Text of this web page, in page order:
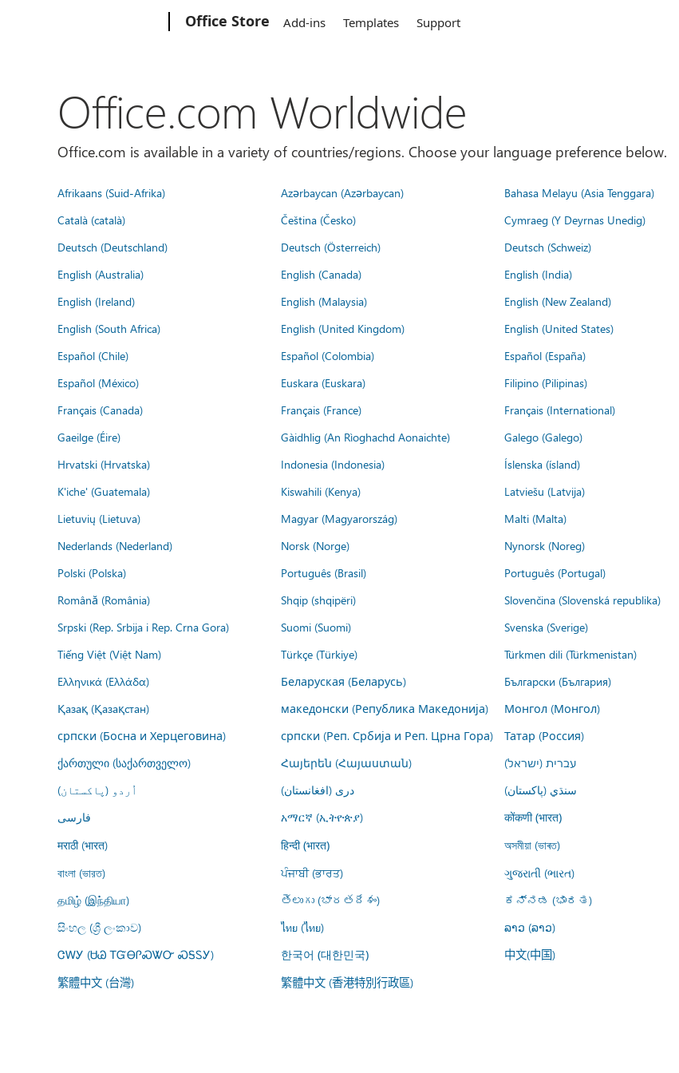
Office Store Add-ins Templates Support
Office.com Worldwide
Office.com is available in a variety of countries/regions. Choose your language preference below.
Afrikaans (Suid-Afrika) Azərbaycan (Azərbaycan) Bahasa Melayu (Asia Tenggara)
Català (català)
Čeština (Česko) Cymraeg (Y Deyrnas Unedig)
Deutsch (Deutschland)
Deutsch (Österreich) Deutsch (Schweiz)
English (Australia)
English (Canada) English (India)
English (Ireland)
English (Malaysia) English (New Zealand)
English (South Africa)
English (United Kingdom) English (United States)
Español (Chile)
Español (Colombia) Español (España)
Español (México)
Euskara (Euskara) Filipino (Pilipinas)
Français (Canada)
Français (France) Français (International)
Gaeilge (Éire)
Gàidhlig (An Rìoghachd Aonaichte) Galego (Galego)
Hrvatski (Hrvatska)
Indonesia (Indonesia) Íslenska (ísland)
K'iche' (Guatemala)
Kiswahili (Kenya) Latviešu (Latvija)
Lietuvių (Lietuva)
Magyar (Magyarország) Malti (Malta)
Nederlands (Nederland)
Norsk (Norge) Nynorsk (Noreg)
Polski (Polska)
Português (Brasil) Português (Portugal)
Română (România)
Shqip (shqipëri) Slovenčina (Slovenská republika)
Srpski (Rep. Srbija i Rep. Crna Gora)
Suomi (Suomi) Svenska (Sverige)
Tiếng Việt (Việt Nam)
Türkçe (Türkiye) Türkmen dili (Türkmenistan)
Ελληνικά (Ελλάδα)
Беларуская (Беларусь) Български (България)
Қазақ (Қазақстан)
македонски (Република Македонија) Монгол (Монгол)
српски (Босна и Херцеговина)
српски (Реп. Србија и Реп. Црна Гора) Татар (Россия)
ქართული (საქართველო)
Հայերեն (Հայաստան) עברית (ישראל)
اُردو (پاکستان)
درى (افغانستان) سنڌي (پاکستان)
فارسى
አማርኛ (ኢትዮጵያ) कोंकणी (भारत)
मराठी (भारत)
हिन्दी (भारत) অসমীয়া (ভাৰত)
বাংলা (ভারত)
ਪੰਜਾਬੀ (ਭਾਰਤ) ગુજરાતી (ભારત)
தமிழ் (இந்தியா)
తెలుగు (భారతదేశం) ಕನ್ನಡ (ಭಾರತ)
සිංහල (ශ්‍රී ලංකාව)
ไทย (ไทย) ລາວ (ລາວ)
ᏣᎳᎩ (ᏌᏊ ᎢᏳᎾᎵᏍᏔᏅ ᏍᎦᏚᎩ)
한국어 (대한민국) 中文(中国)
繁體中文 (台灣) 繁體中文 (香港特別行政區)